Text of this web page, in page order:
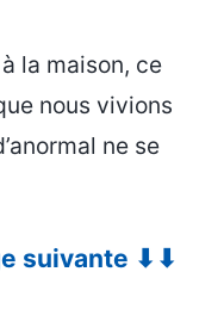
à la maison, ce
nous vivions
ne se
suivante ⬇⬇